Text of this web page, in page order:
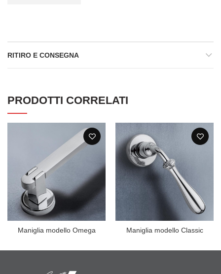
RITIRO E CONSEGNA
PRODOTTI CORRELATI
Maniglia modello Omega Maniglia modello Classic